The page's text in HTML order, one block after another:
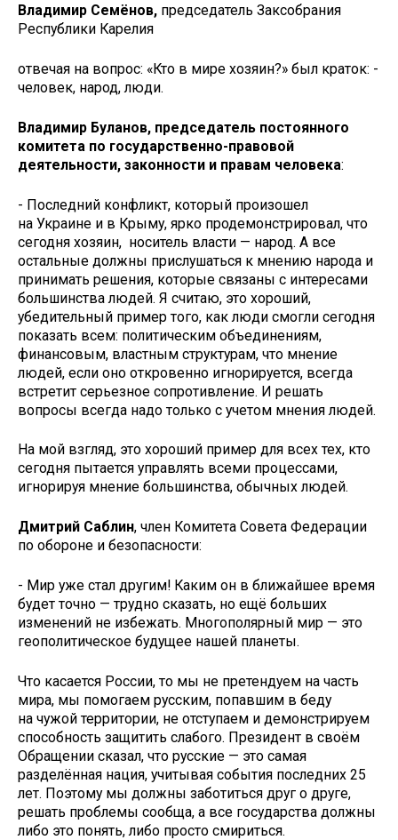
Владимир Семёнов, председатель Заксобрания
Республики Карелия
отвечая на вопрос: «Кто в мире хозяин?» был краток: -
человек, народ, люди.
Владимир Буланов, председатель постоянного
комитета по государственно-правовой
деятельности, законности и правам человека:
- Последний конфликт, который произошел
на Украине и в Крыму, ярко продемонстрировал, что
сегодня хозяин, носитель власти — народ. А все
остальные должны прислушаться к мнению народа и
принимать решения, которые связаны с интересами
большинства людей. Я считаю, это хороший,
убедительный пример того, как люди смогли сегодня
показать всем: политическим объединениям,
финансовым, властным структурам, что мнение
людей, если оно откровенно игнорируется, всегда
встретит серьезное сопротивление. И решать
вопросы всегда надо только с учетом мнения людей.
На мой взгляд, это хороший пример для всех тех, кто
сегодня пытается управлять всеми процессами,
игнорируя мнение большинства, обычных людей.
Дмитрий Саблин, член Комитета Совета Федерации
по обороне и безопасности:
- Мир уже стал другим! Каким он в ближайшее время
будет точно — трудно сказать, но ещё больших
изменений не избежать. Многополярный мир — это
геополитическое будущее нашей планеты.
Что касается России, то мы не претендуем на часть
мира, мы помогаем русским, попавшим в беду
на чужой территории, не отступаем и демонстрируем
способность защитить слабого. Президент в своём
Обращении сказал, что русские — это самая
разделённая нация, учитывая события последних 25
лет. Поэтому мы должны заботиться друг о друге,
решать проблемы сообща, а все государства должны
либо это понять, либо просто смириться.